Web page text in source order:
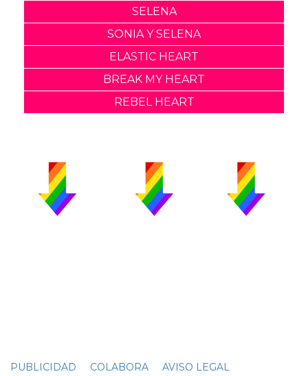
SELENA
SONIA Y SELENA
ELASTIC HEART
BREAK MY HEART
REBEL HEART
PUBLICIDAD COLABORA AVISO LEGAL